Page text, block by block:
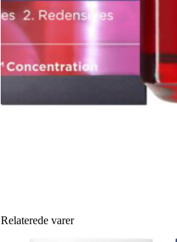
Relaterede varer